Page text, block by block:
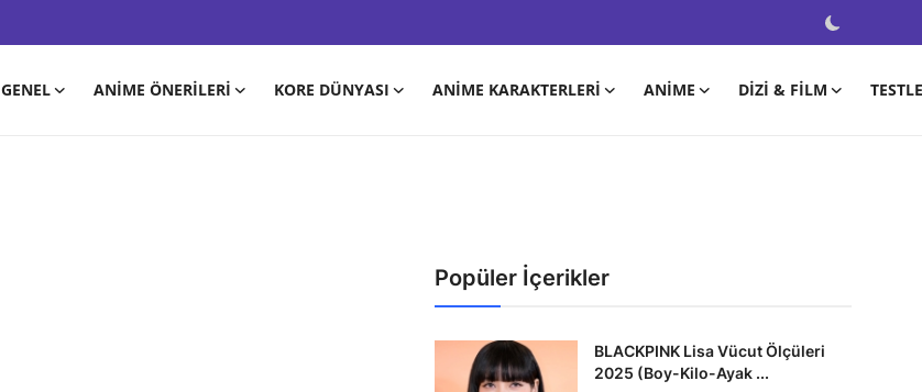
GENEL ANIME ÖNERILERI KORE DÜNYASI ANIME KARAKTERLERI ANIME DIZI & FILM
Popüler İçerikler
BLACKPINK Lisa Vücut Ölçüleri
2025 (Boy-Kilo-Ayak ...